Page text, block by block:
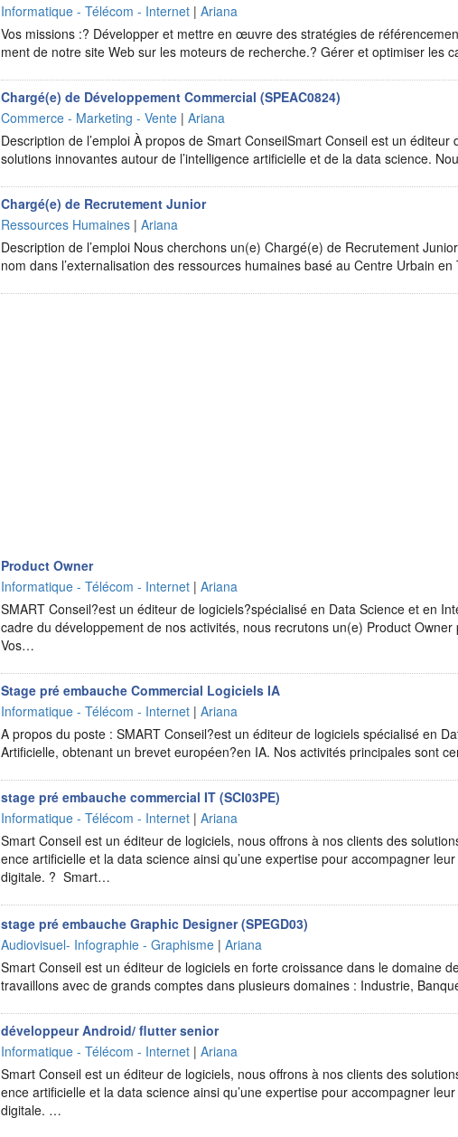
Informatique - Télécom - Internet |Ariana
Vos missions :? Développer et mettre en œuvre des stratégies de
ment de notre site Web sur les moteurs de recherche.? Gérer et optimiser les
Chargé(e) de Développement Commercial (SPEAC0824)
Commerce - Marketing - Vente |Ariana
Description de l’emploi À propos de Smart ConseilSmart Conseil est un éditeur
solutions innovantes autour de l’intelligence artificielle et de la data science.
Chargé(e) de Recrutement Junior
Ressources Humaines |Ariana
Description de l’emploi Nous cherchons un(e) Chargé(e) de Recrutement
nom dans l’externalisation des ressources humaines basé au Centre Urbain
Product Owner
Informatique - Télécom - Internet |Ariana
SMART Conseil?est un éditeur de logiciels?spécialisé en Data Science et en
cadre du développement de nos activités, nous recrutons un(e) Product
Vos…
Stage pré embauche Commercial Logiciels IA
Informatique - Télécom - Internet |Ariana
A propos du poste : SMART Conseil?est un éditeur de logiciels spécialisé en
Artificielle, obtenant un brevet européen?en IA. Nos activités principales sont
stage pré embauche commercial IT (SCI03PE)
Informatique - Télécom - Internet |Ariana
Smart Conseil est un éditeur de logiciels, nous offrons à nos clients des
ence artificielle et la data science ainsi qu’une expertise pour accompagner
digitale. ? Smart…
stage pré embauche Graphic Designer (SPEGD03)
Audiovisuel- Infographie - Graphisme |Ariana
Smart Conseil est un éditeur de logiciels en forte croissance dans le domaine
travaillons avec de grands comptes dans plusieurs domaines : Industrie,
développeur Android/ flutter senior
Informatique - Télécom - Internet |Ariana
Smart Conseil est un éditeur de logiciels, nous offrons à nos clients des
ence artificielle et la data science ainsi qu’une expertise pour accompagner
digitale. …